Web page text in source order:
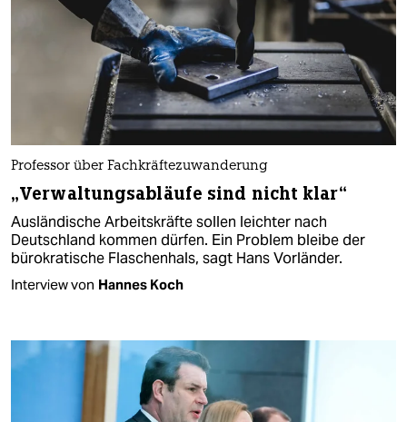
Professor über Fachkräftezuwanderung
„Verwaltungsabläufe sind nicht klar“
Ausländische Arbeitskräfte sollen leichter nach
Deutschland kommen dürfen. Ein Problem bleibe der
bürokratische Flaschenhals, sagt Hans Vorländer.
Interview von Hannes Koch